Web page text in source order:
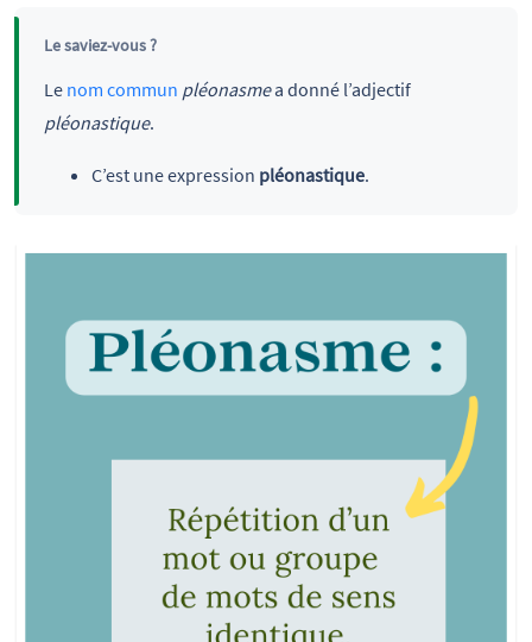
Le saviez-vous ?
Le nom commun pléonasmea donné l’adjectif
pléonastique.
C’est une expression pléonastique.